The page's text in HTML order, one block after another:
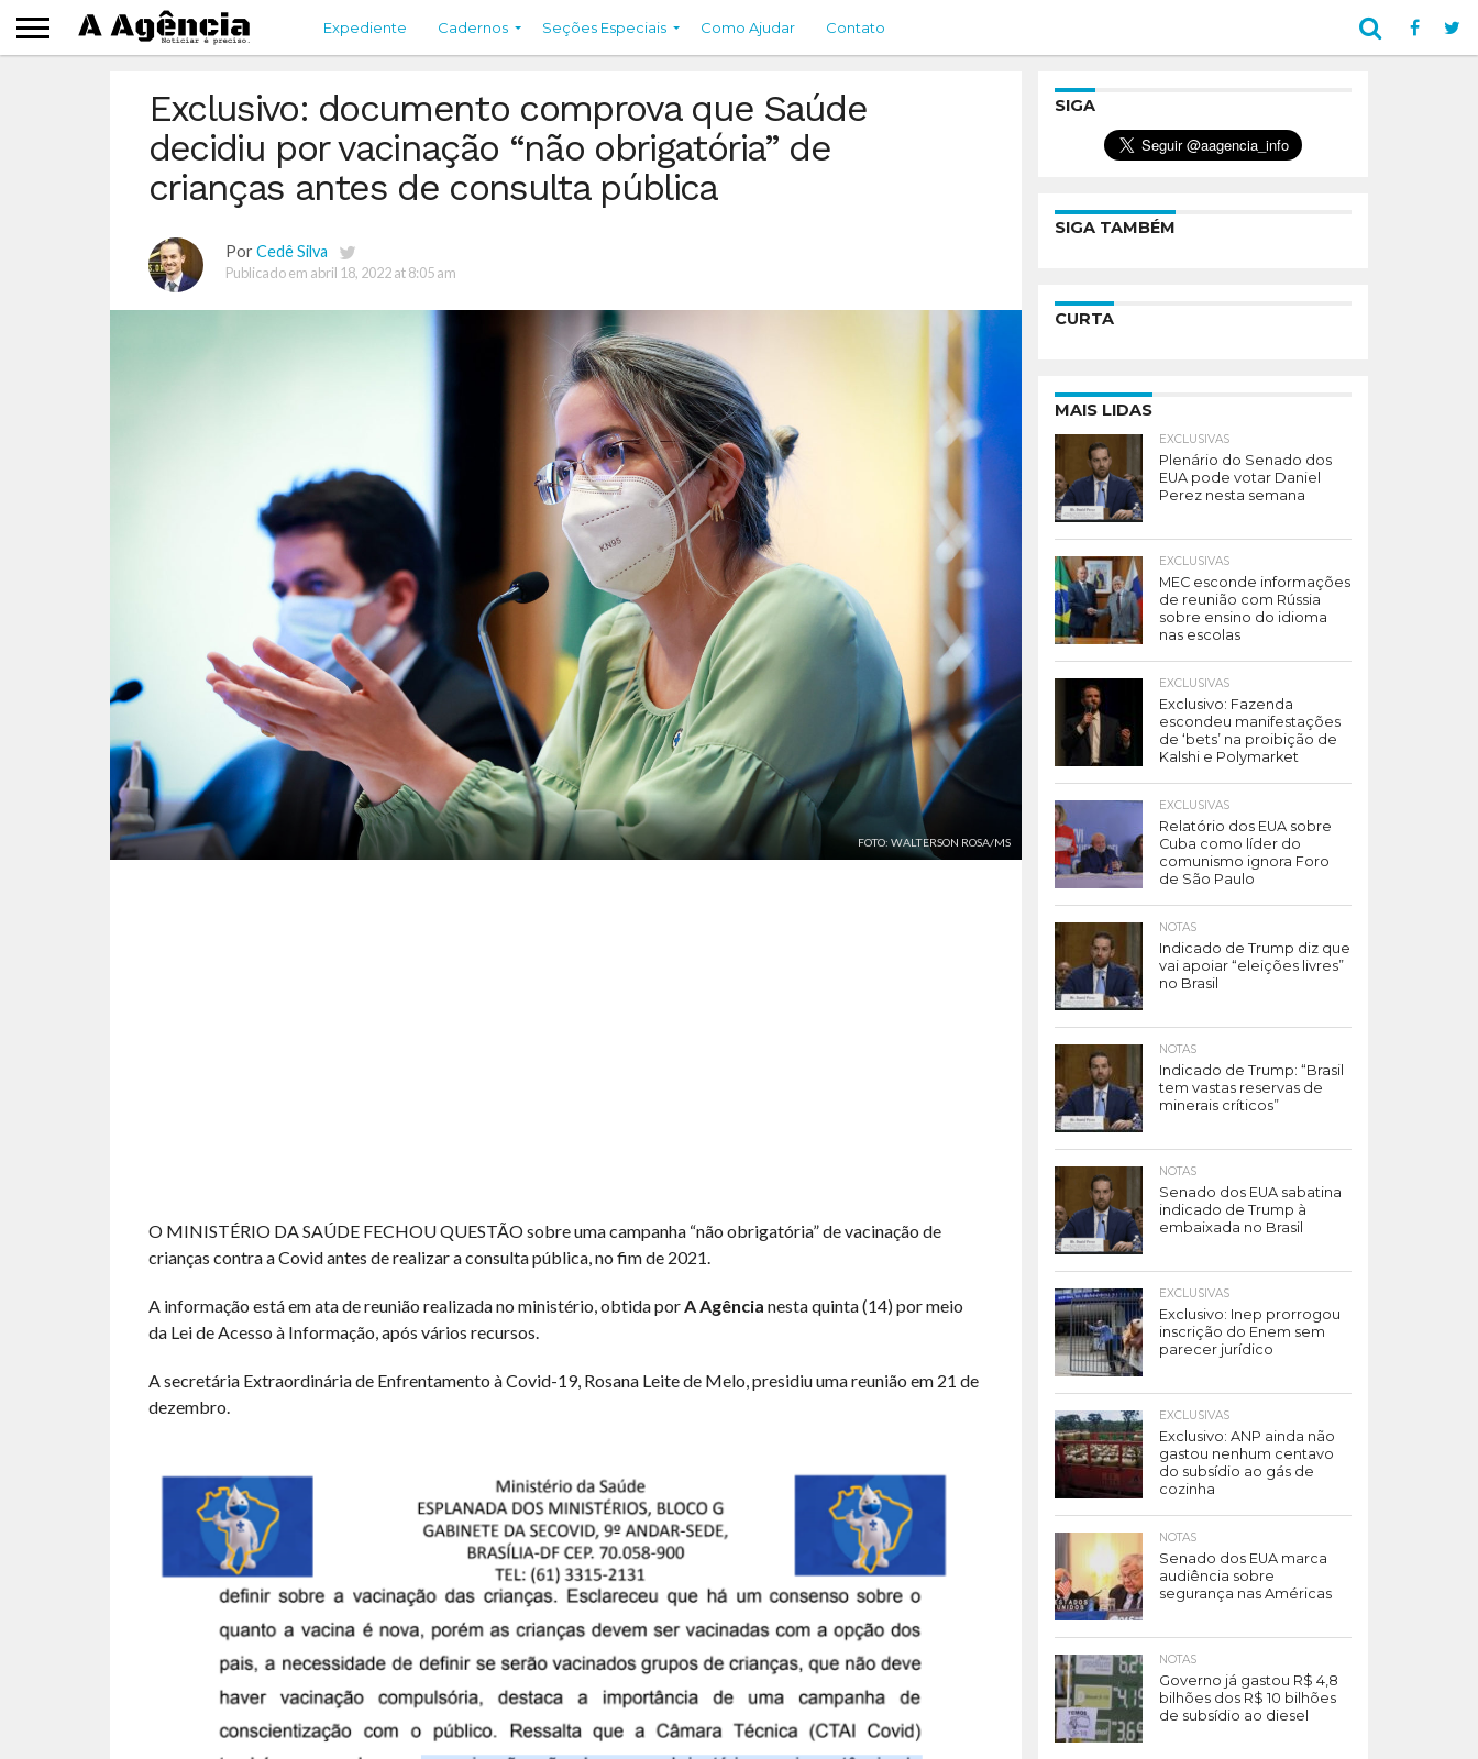
Expediente Cadernos Seções Especiais Como Ajudar Contato
Exclusivo: documento comprova que Saúde
decidiu por vacinação “não obrigatória” de
crianças antes de consulta pública
Por Cedê Silva
Publicado em abril 18, 2022 at 8:05 am
FOTO: WALTERSON ROSA/MS
O MINISTÉRIO DA SAÚDE FECHOU QUESTÃO sobre uma campanha “não obrigatória” de vacinação de
crianças contra a Covid antes de realizar a consulta pública, no fim de 2021.
A informação está em ata de reunião realizada no ministério, obtida por A Agência nesta quinta (14) por meio
da Lei de Acesso à Informação, após vários recursos.
A secretária Extraordinária de Enfrentamento à Covid-19, Rosana Leite de Melo, presidiu uma reunião em 21 de
dezembro.
SIGA
SIGA TAMBÉM
CURTA
MAIS LIDAS
EXCLUSIVAS
Plenário do Senado dos
EUA pode votar Daniel
Perez nesta semana
EXCLUSIVAS
MEC esconde informações
de reunião com Rússia
sobre ensino do idioma
nas escolas
EXCLUSIVAS
Exclusivo: Fazenda
escondeu manifestações
de ‘bets’ na proibição de
Kalshi e Polymarket
EXCLUSIVAS
Relatório dos EUA sobre
Cuba como líder do
comunismo ignora Foro
de São Paulo
NOTAS
Indicado de Trump diz que
vai apoiar “eleições livres”
no Brasil
NOTAS
Indicado de Trump: “Brasil
tem vastas reservas de
minerais críticos”
NOTAS
Senado dos EUA sabatina
indicado de Trump à
embaixada no Brasil
EXCLUSIVAS
Exclusivo: Inep prorrogou
inscrição do Enem sem
parecer jurídico
EXCLUSIVAS
Exclusivo: ANP ainda não
gastou nenhum centavo
do subsídio ao gás de
cozinha
NOTAS
Senado dos EUA marca
audiência sobre
segurança nas Américas
NOTAS
Governo já gastou R$ 4,8
bilhões dos R$ 10 bilhões
de subsídio ao diesel